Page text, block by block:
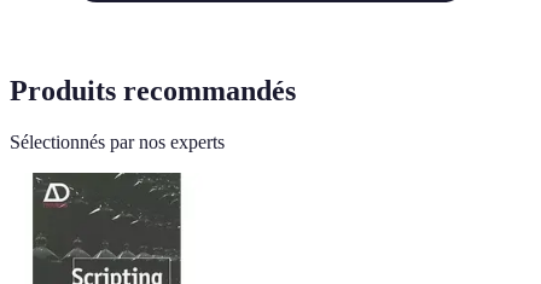
Produits recommandés
Sélectionnés par nos experts